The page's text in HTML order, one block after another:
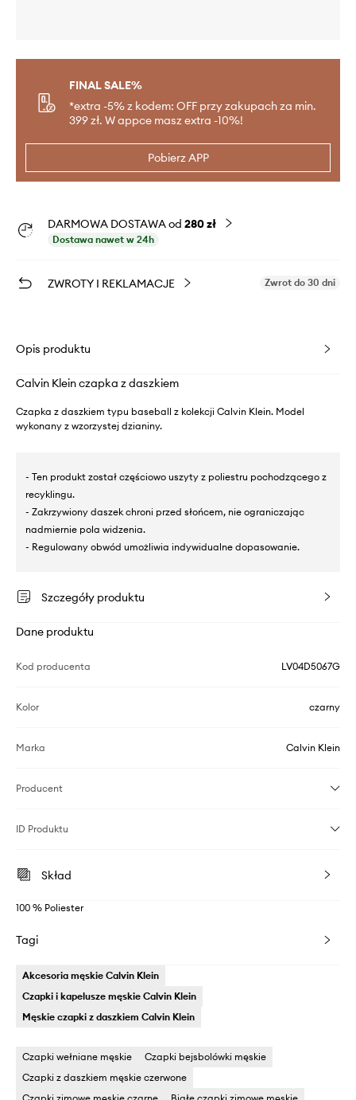
FINAL SALE%
*extra -5% z kodem: OFF przy zakupach za min.
399 zł. W appce masz extra -10%!
Pobierz APP
DARMOWA DOSTAWA od 280 zł
Dostawa nawet w 24h
ZWROTY I REKLAMACJE Zwrot do 30 dni
Opis produktu
Calvin Klein czapka z daszkiem
Czapka z daszkiem typu baseball z kolekcji Calvin Klein. Model
wykonany z wzorzystej dzianiny.
- Ten produkt został częściowo uszyty z poliestru pochodzącego z
recyklingu.
- Zakrzywiony daszek chroni przed słońcem, nie ograniczając
nadmiernie pola widzenia.
- Regulowany obwód umożliwia indywidualne dopasowanie.
Szczegóły produktu
Dane produktu
Kod producenta LV04D5067G
Kolor czarny
Marka Calvin Klein
Producent
ID Produktu
Skład
100 % Poliester
Tagi
Akcesoria męskie Calvin Klein
Czapki i kapelusze męskie Calvin Klein
Męskie czapki z daszkiem Calvin Klein
Czapki wełniane męskie
Czapki bejsbolówki męskie
Czapki z daszkiem męskie czerwone